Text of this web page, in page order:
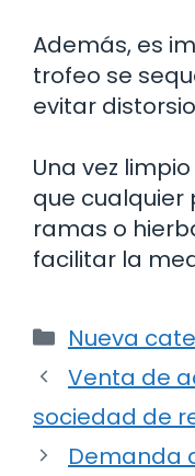
Además, es
trofeo se
evitar
Una vez
que cualquier
ramas o
facilitar la
Categorías
Nueva
Venta de
sociedad de
Demanda